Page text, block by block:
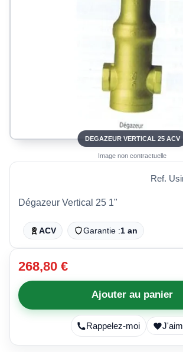
DEGAZEUR VERTICAL 25 ACV
Image non contractuelle
Ref.
Dégazeur Vertical 25 1"
ACV Garantie :1 an
268,80 €
Ajouter au panier
Rappelez-moi